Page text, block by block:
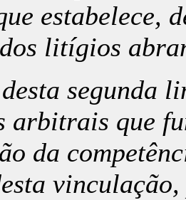
estabelece,
litígios
segunda
arbitrais que
da